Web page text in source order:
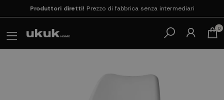
Paga in 3 rateSENZA INTERESSI con SeQura
0